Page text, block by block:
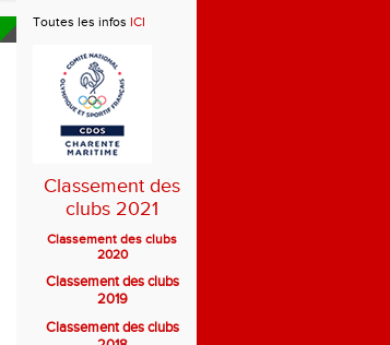
Toutes les infos ICI
Classement des
clubs 2021
Classement des clubs
2020
Classement des clubs
2019
Classement des clubs